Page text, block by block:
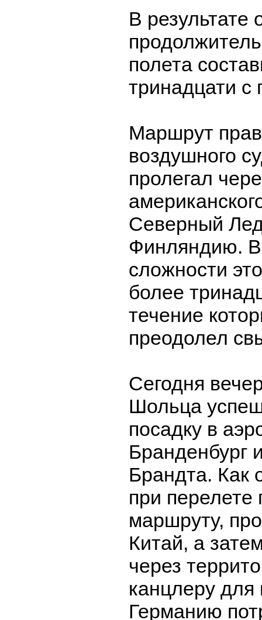
В результате
полета
тринадцати с
Маршрут
воздушного
пролегал
Северный
Финляндию.
сложности
более
течение
преодолел
Сегодня
Шольца
посадку в
Бранденбург
Брандта. Как
при
маршруту,
Китай, а
через
канцлеру
Германию